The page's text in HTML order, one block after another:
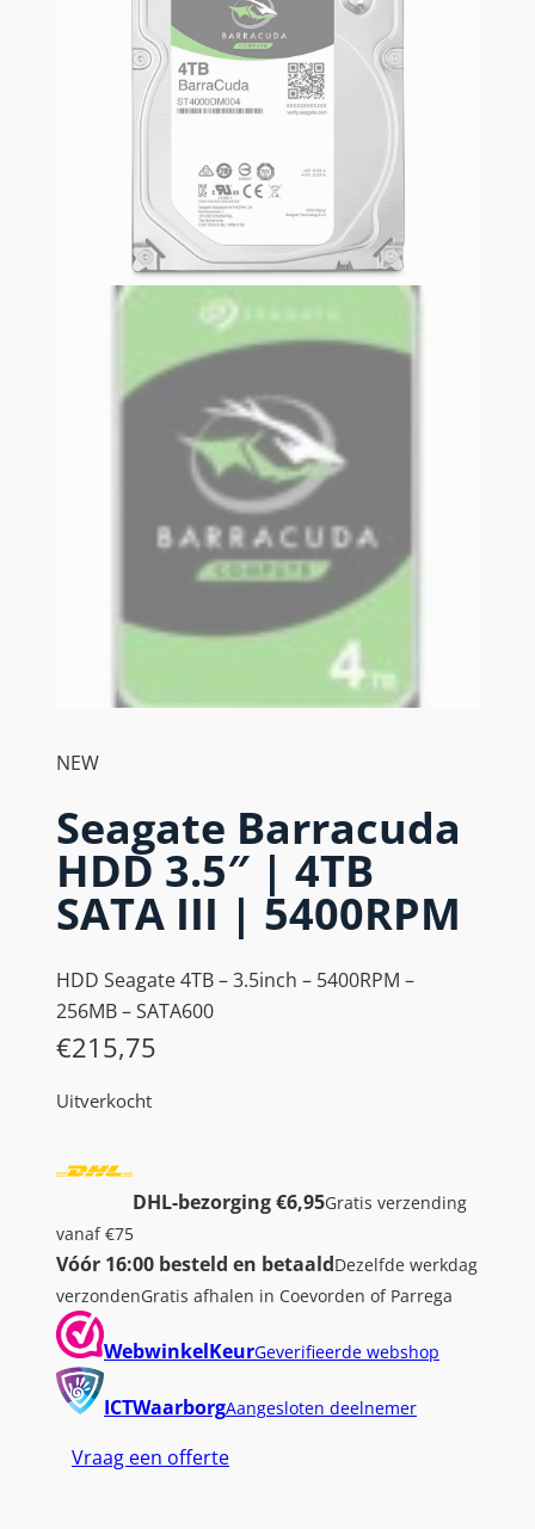
NEW
Seagate Barracuda
HDD 3.5″ | 4TB
SATA III | 5400RPM
HDD Seagate 4TB – 3.5inch – 5400RPM –
256MB – SATA600
€215,75
Uitverkocht
DHL-bezorging €6,95Gratis verzending
vanaf €75
Vóór 16:00 besteld en betaaldDezelfde werkdag
verzondenGratis afhalen in Coevorden of Parrega
WebwinkelKeurGeverifieerde webshop
ICTWaarborgAangesloten deelnemer
Vraag een offerte